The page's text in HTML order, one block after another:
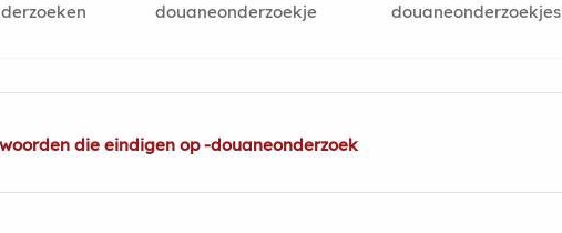
douaneonderzoekje douaneonderzoekjes
woorden die eindigen op -douaneonderzoek